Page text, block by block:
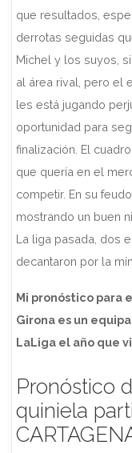
que resultados,
derrotas seguidas
Michel y los suyos,
al área rival, pero el
les está jugando
oportunidad para
finalización. El
que quería en el
competir. En su
mostrando un buen
La liga pasada, dos
decantaron por la
Mi pronóstico para
Girona es un
LaLiga el año que
Pronóstico
quiniela